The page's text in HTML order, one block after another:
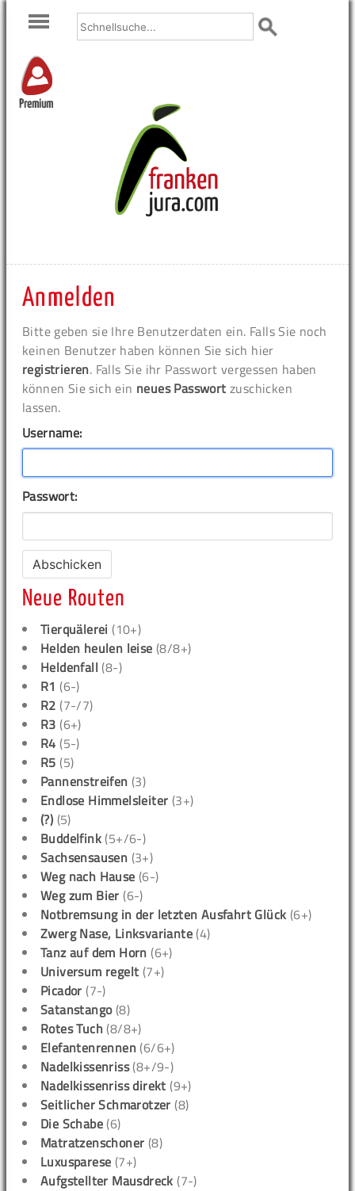
Premium
Anmelden
Bitte geben sie Ihre Benutzerdaten ein. Falls Sie noch
keinen Benutzer haben können Sie sich hier
registrieren. Falls Sie ihr Passwort vergessen haben
können Sie sich ein neues Passwort zuschicken
lassen.
Username:
Passwort:
Neue Routen
Tierquälerei (10+)
Helden heulen leise (8/8+)
Heldenfall (8-)
R1 (6-)
R2 (7-/7)
R3 (6+)
R4 (5-)
R5 (5)
Pannenstreifen (3)
Endlose Himmelsleiter (3+)
(?) (5)
Buddelfink (5+/6-)
Sachsensausen (3+)
Weg nach Hause (6-)
Weg zum Bier (6-)
Notbremsung in der letzten Ausfahrt Glück (6+)
Zwerg Nase, Linksvariante (4)
Tanz auf dem Horn (6+)
Universum regelt (7+)
Picador (7-)
Satanstango(8)
Rotes Tuch (8/8+)
Elefantenrennen (6/6+)
Nadelkissenriss(8+/9-)
Nadelkissenriss direkt (9+)
Seitlicher Schmarotzer (8)
Die Schabe (6)
Matratzenschoner (8)
Luxusparese (7+)
Aufgstellter Mausdreck (7-)